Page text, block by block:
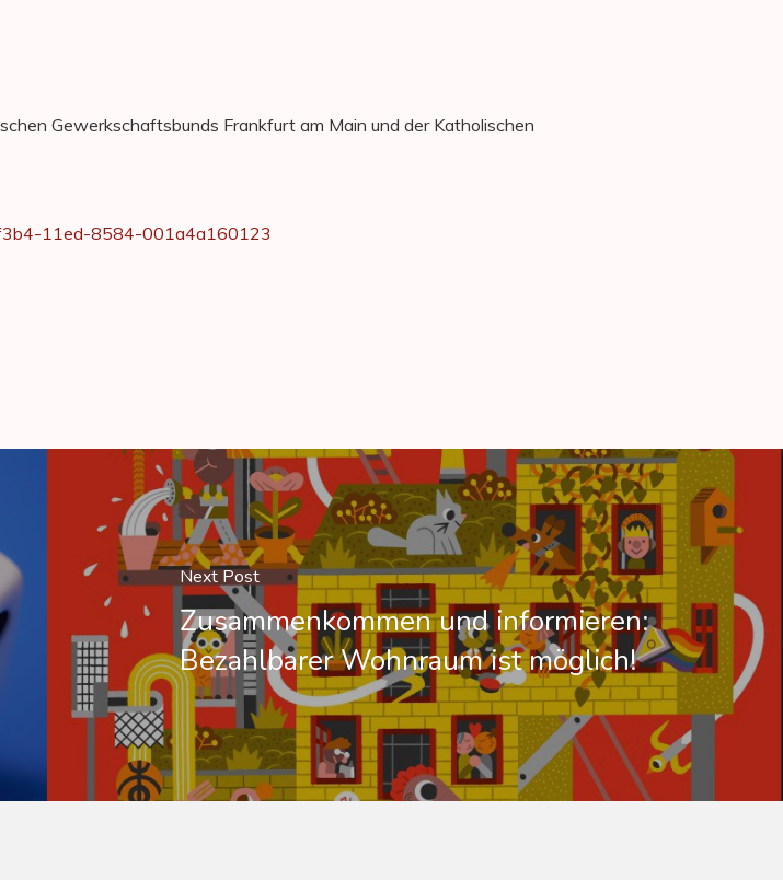
Gewerkschaftsbunds Frankfurt am Main und der Katholischen
11ed-8584-001a4a160123
Next Post
Zusammenkommen und informieren:
Bezahlbarer Wohnraum ist möglich!